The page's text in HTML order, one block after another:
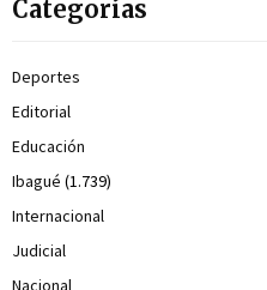
Categorías
Deportes
Editorial
Educación
Ibagué (1.739)
Internacional
Judicial
Nacional